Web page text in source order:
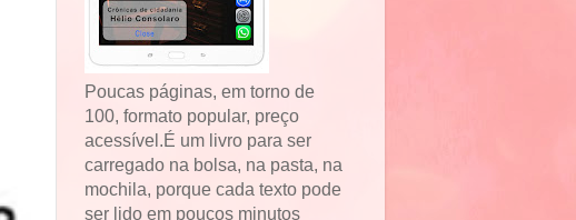
Poucas páginas, em torno de
100, formato popular, preço
acessível.É um livro para ser
carregado na bolsa, na pasta, na
mochila, porque cada texto pode
ser lido em poucos minutos